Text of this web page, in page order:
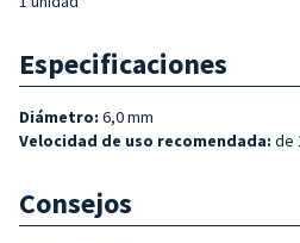
Especificaciones
Diámetro: 6,0 mm
Velocidad de uso recomendada: de
Consejos